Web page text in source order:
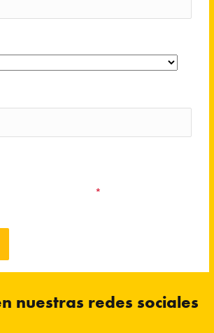
*
nuestras redes sociales